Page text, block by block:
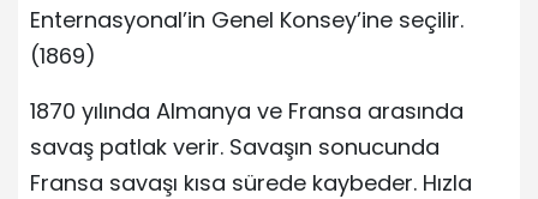
Enternasyonal’in Genel Konsey’ine seçilir.
(1869)
1870 yılında Almanya ve Fransa arasında
savaş patlak verir. Savaşın sonucunda
Fransa savaşı kısa sürede kaybeder. Hızla